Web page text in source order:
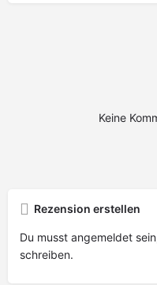
Keine
Rezension erstellen
Du musst angemeldet
schreiben.